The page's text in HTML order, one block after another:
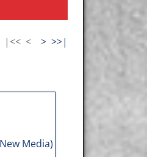
|<< < > >>|